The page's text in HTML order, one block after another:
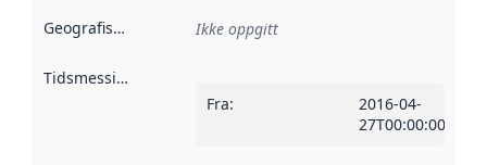
Geografisk avgrensning :
Ikke oppgitt
Tidsmessig avgrensning
Fra:
2016-04-
27T00:00:00Z